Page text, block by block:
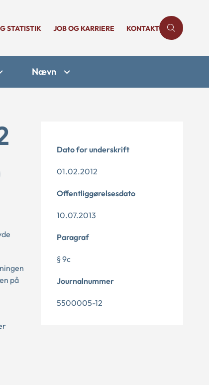
STATISTIK JOB OG KARRIERE KONTAKT
Nævn
på
Dato for underskrift
01.02.2012
Offentliggørelsesdato
10.07.2013
Paragraf
§ 9c
Journalnummer
5500005-12